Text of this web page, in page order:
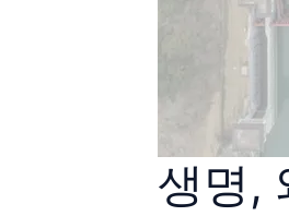
생명,